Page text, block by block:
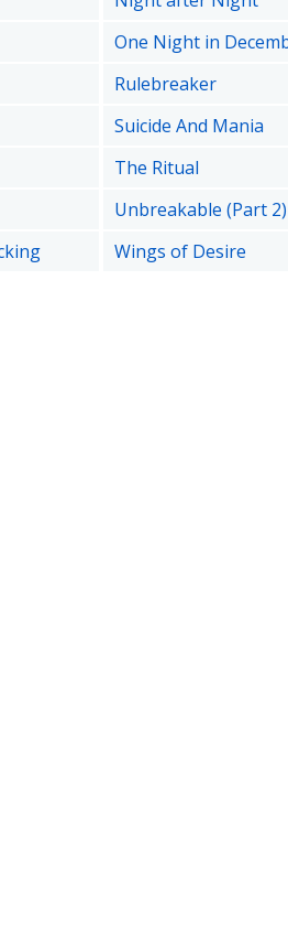
One Night in
Rulebreaker
Suicide And Mania
The Ritual
Unbreakable (Part 2)
Wings of Desire